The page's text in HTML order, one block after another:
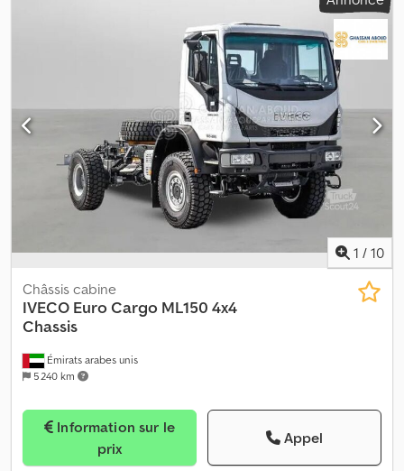
4x2 170 ch Empattement : 375 cm Prêt à être livré Description :
Châssis Iveco Daily 4x2, année de fabrication : 2011. REP.OBJECT.
Le véhicule n’a pas été utilisé depuis plusieurs années, et le
propriétaire affirme qu’il est en excellent état. Un supplément
sera appliqué pour ce véhicule. Prêt à être livré. CV : 170 Contrôle
technique : Non Homologation européenne valable jusqu’au :
20.10.2023 Poids à vide : 4000 Poids total autorisé en charge
(PTAC) : 7000 Charge utile : 2925 Largeur : 220 Longueur : 675 kW :
125 Modèle : Daily 4x2 châssis. REP.OBJECT = Informations
complémentaires = Veuillez contacter ATS Norway pour obtenir
de plus amples informations.
1 / 10
Émirats arabes unis
5 240 km
Châssis cabine
IVECO Euro Cargo ML150 4x4
Chassis
prix
Appel